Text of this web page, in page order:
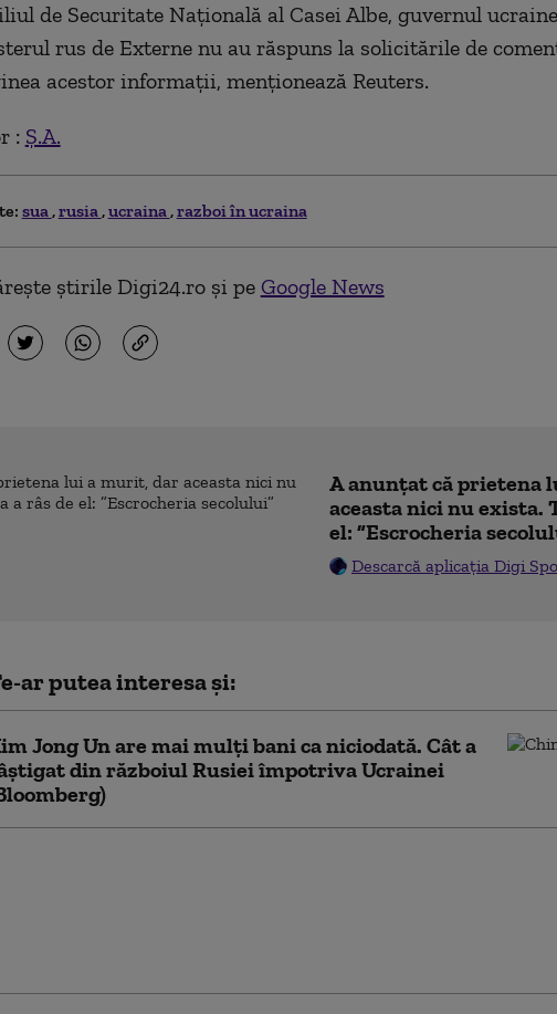
de Securitate Naţională al Casei Albe, guvernul
rus de Externe nu au răspuns la solicitările de
acestor informaţii, menţionează Reuters.
: Ș.A.
sua rusia ucraina razboi în ucraina
știrile Digi24.ro și pe Google News
A anunțat că prietena
aceasta nici nu exista.
el: ”Escrocheria
Descarcă aplicația Digi
ar putea interesa și:
Jong Un are mai mulți bani ca niciodată. Cât a
din războiul Rusiei împotriva Ucrainei